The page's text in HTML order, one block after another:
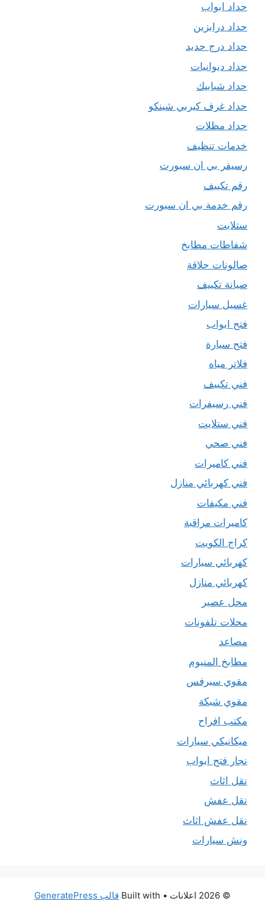
حداد ابواب
حداد درابزين
حداد درج حديد
حداد ديوانيات
حداد شبابيك
حداد غرف كيربي شينكو
حداد مظلات
خدمات تنظيف
رسيفر بي ان سبورت
رقم تكييف
رقم خدمة بي ان سبورت
ستلايت
شفاطات مطابخ
صالونات حلاقة
صيانة تكييف
غسيل سيارات
فتح ابواب
فتح سيارة
فلاتر مياه
فني تكييف
فني رسيفرات
فني ستلايت
فني صحي
فني كاميرات
فني كهربائي منازل
فني مكيفات
كاميرات مراقبة
كراج الكويت
كهربائي سيارات
كهربائي منازل
محل عصير
محلات تلفونات
مصاعد
مطابخ المنيوم
مقوي سيرفس
مقوي شبكة
مكتب افراح
ميكانيكي سيارات
نجار فتح ابواب
نقل اثاث
نقل عفش
نقل عفش اثاث
ونش سيارات
© 2026 اعلانات • Built with قالب GeneratePress